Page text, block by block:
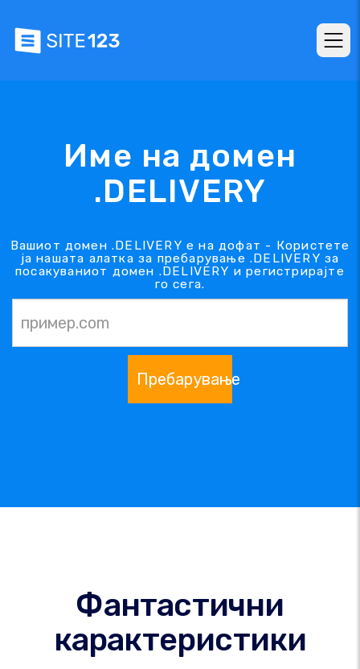
Име на домен
.DELIVERY
Вашиот домен .DELIVERY е на дофат - Користете
ја нашата алатка за пребарување .DELIVERY за
посакуваниот домен .DELIVERY и регистрирајте
го сега.
Пребарување
Фантастични
карактеристики